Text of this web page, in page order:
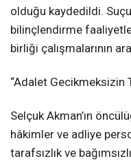
olduğu kaydedildi.
bilinçlendirme
birliği çalışmalarının
“Adalet Gecikmeksizin
Selçuk Akman’ın
hâkimler ve adliye
tarafsızlık ve